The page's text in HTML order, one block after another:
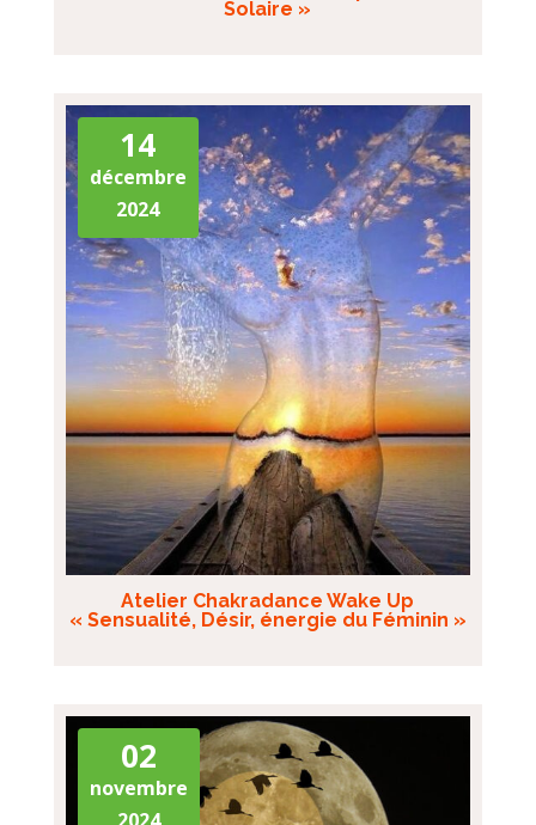
Solaire »
14
décembre
2024
Atelier Chakradance Wake Up
« Sensualité, Désir, énergie du Féminin »
02
novembre